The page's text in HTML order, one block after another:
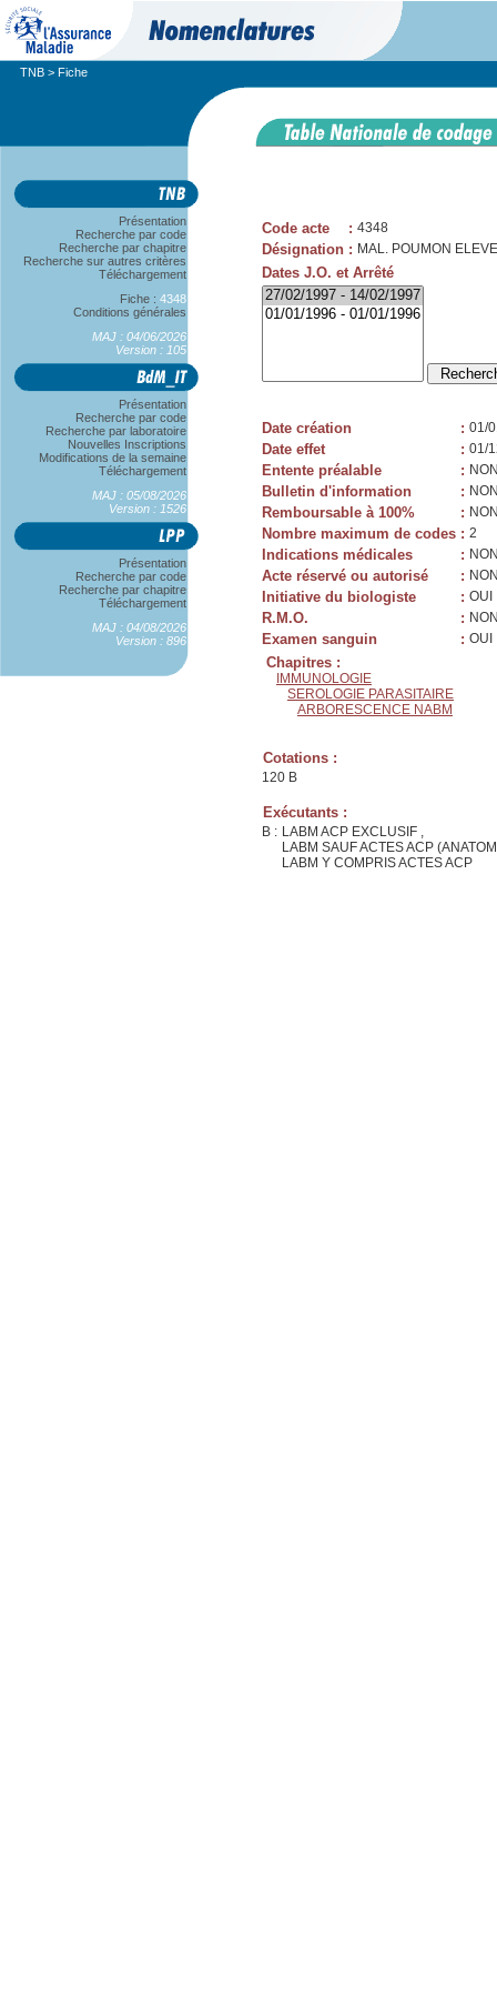
TNB > Fiche
Présentation
Recherche par code
Recherche par chapitre
Recherche sur autres critères
Téléchargement
Fiche : 4348
Conditions générales
MAJ : 04/06/2026
Version : 105
Présentation
Recherche par code
Recherche par laboratoire
Nouvelles Inscriptions
Modifications de la semaine
Téléchargement
MAJ : 05/08/2026
Version : 1526
Présentation
Recherche par code
Recherche par chapitre
Téléchargement
MAJ : 04/08/2026
Version : 896
Code acte : 4348
Désignation : MAL. POUMON
Dates J.O. et Arrêté
Date création : 01/
Date effet : 01/
Entente préalable :
Bulletin d'information :
Remboursable à 100% :
Nombre maximum de codes : 2
Indications médicales :
Acte réservé ou autorisé :
Initiative du biologiste : OUI
R.M.O. :
Examen sanguin : OUI
Chapitres :
IMMUNOLOGIE
SEROLOGIE PARASITAIRE
ARBORESCENCE NABM
Cotations :
120 B
Exécutants :
B : LABM ACP EXCLUSIF ,
LABM SAUF ACTES ACP
LABM Y COMPRIS ACTES ACP